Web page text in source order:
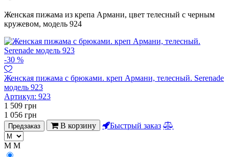
Женская пижама из крепа Армани, цвет телесный с черным
кружевом, модель 924
-30 %
Женская пижама с брюками. креп Армани, телесный. Serenade
модель 923
Артикул: 923
1 509 грн
1 056 грн
Предзаказ В корзину Быстрый заказ
M M